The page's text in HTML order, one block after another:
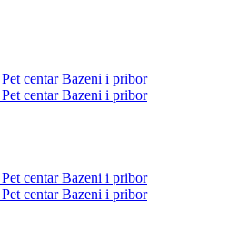
Pet centarBazeni i pribor
Pet centarBazeni i pribor
Pet centarBazeni i pribor
Pet centarBazeni i pribor